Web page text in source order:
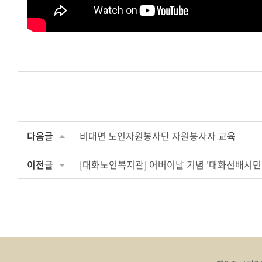
다음글 비대면 노인자원봉사단 자원봉사자 교육
이전글 [대화노인복지관] 어버이날 기념 '대화선배시